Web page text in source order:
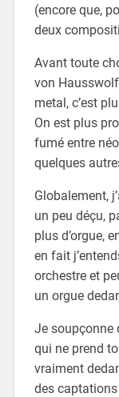
(encore que,
deux
Avant toute
von
metal, c’est
On est plus
fumé entre
quelques
Globalement,
un peu déçu,
plus d’orgue,
en fait
orchestre et
un orgue
Je soupçonne
qui ne prend
vraiment
des